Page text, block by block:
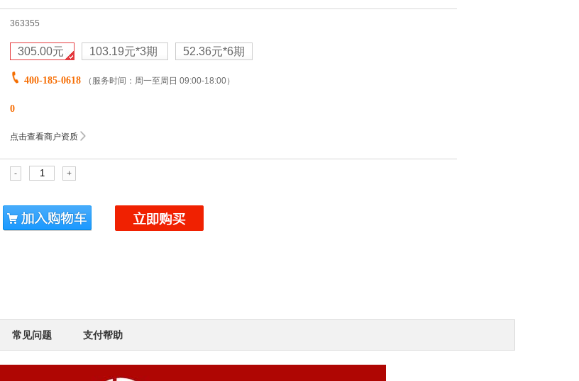
363355
305.00元 103.19元*3期 52.36元*6期
400-185-0618 （服务时间：周一至周日 09:00-18:00）
0
点击查看商户资质
- +
常见问题 支付帮助